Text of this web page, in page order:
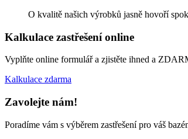
O kvalitě našich výrobků jasně hovoří
Kalkulace zastřešení online
Vyplňte online formulář a zjistěte ihned a
Kalkulace zdarma
Zavolejte nám!
Poradíme vám s výběrem zastřešení pro váš